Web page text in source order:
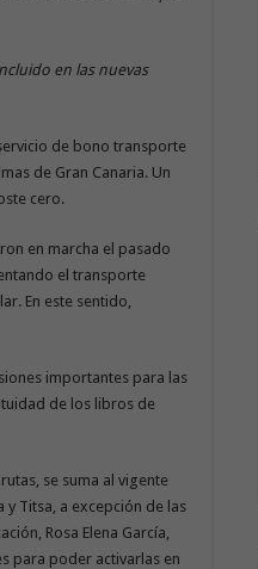
en las nuevas
de bono transporte
de Gran Canaria. Un
cero.
en marcha el pasado
el transporte
En este sentido,
importantes para las
de los libros de
se suma al vigente
Titsa, a excepción de las
Rosa Elena García,
para poder activarlas en